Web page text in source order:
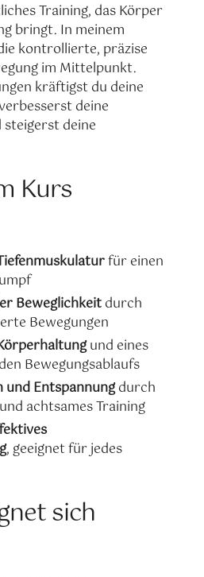
Training, das Körper
bringt. In meinem
kontrollierte, präzise
im Mittelpunkt.
kräftigst du deine
deine
deine
Kurs
für einen
Beweglichkeitdurch
Bewegungen
und eines
Bewegungsablaufs
Entspannungdurch
achtsames Training
, geeignet für jedes
sich